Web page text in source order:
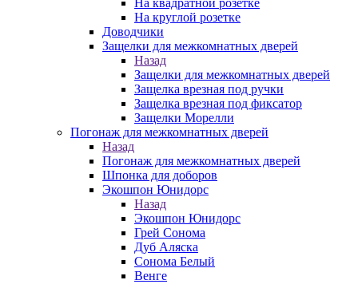
На квадратной розетке
На круглой розетке
Доводчики
Защелки для межкомнатных дверей
Назад
Защелки для межкомнатных дверей
Защелка врезная под ручки
Защелка врезная под фиксатор
Защелки Морелли
Погонаж для межкомнатных дверей
Назад
Погонаж для межкомнатных дверей
Шпонка для доборов
Экошпон Юнидорс
Назад
Экошпон Юнидорс
Грей Сонома
Дуб Аляска
Сонома Белый
Венге